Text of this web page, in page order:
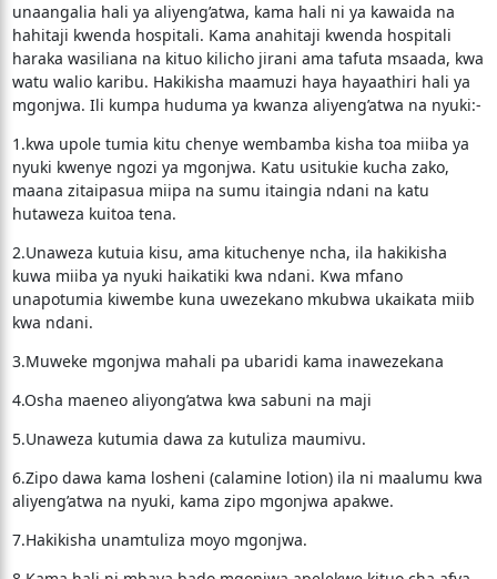
unaangalia hali ya aliyeng’atwa, kama hali ni ya kawaida na
hahitaji kwenda hospitali. Kama anahitaji kwenda hospitali
haraka wasiliana na kituo kilicho jirani ama tafuta msaada, kwa
watu walio karibu. Hakikisha maamuzi haya hayaathiri hali ya
mgonjwa. Ili kumpa huduma ya kwanza aliyeng’atwa na nyuki:-
1.kwa upole tumia kitu chenye wembamba kisha toa miiba ya
nyuki kwenye ngozi ya mgonjwa. Katu usitukie kucha zako,
maana zitaipasua miipa na sumu itaingia ndani na katu
hutaweza kuitoa tena.
2.Unaweza kutuia kisu, ama kituchenye ncha, ila hakikisha
kuwa miiba ya nyuki haikatiki kwa ndani. Kwa mfano
unapotumia kiwembe kuna uwezekano mkubwa ukaikata miib
kwa ndani.
3.Muweke mgonjwa mahali pa ubaridi kama inawezekana
4.Osha maeneo aliyong’atwa kwa sabuni na maji
5.Unaweza kutumia dawa za kutuliza maumivu.
6.Zipo dawa kama losheni (calamine lotion) ila ni maalumu kwa
aliyeng’atwa na nyuki, kama zipo mgonjwa apakwe.
7.Hakikisha unamtuliza moyo mgonjwa.